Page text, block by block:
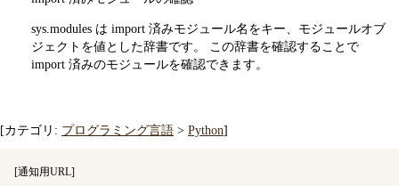
sys.modules は import 済みモジュール名をキー、モジュールオブ
ジェクトを値とした辞書です。 この辞書を確認することで
import 済みのモジュールを確認できます。
[カテゴリ: プログラミング言語 > Python]
[通知用URL]